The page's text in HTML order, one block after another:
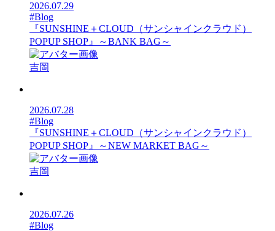
2026.07.29
#Blog
『SUNSHINE＋CLOUD（サンシャインクラウド）
POPUP SHOP』～BANK BAG～
吉岡
2026.07.28
#Blog
『SUNSHINE＋CLOUD（サンシャインクラウド）
POPUP SHOP』～NEW MARKET BAG～
吉岡
2026.07.26
#Blog